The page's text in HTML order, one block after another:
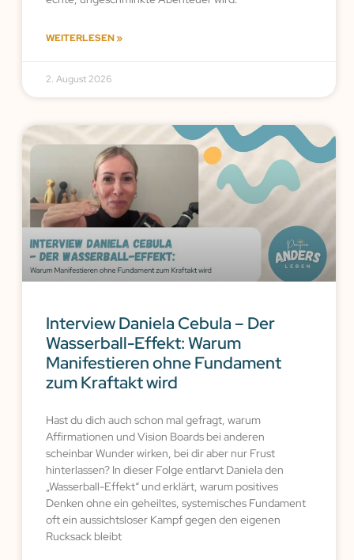
WEITERLESEN »
2. August 2026
Interview Daniela Cebula – Der
Wasserball-Effekt: Warum
Manifestieren ohne Fundament
zum Kraftakt wird
Hast du dich auch schon mal gefragt, warum
Affirmationen und Vision Boards bei anderen
scheinbar Wunder wirken, bei dir aber nur Frust
hinterlassen? In dieser Folge entlarvt Daniela den
„Wasserball-Effekt“ und erklärt, warum positives
Denken ohne ein geheiltes, systemisches Fundament
oft ein aussichtsloser Kampf gegen den eigenen
Rucksack bleibt